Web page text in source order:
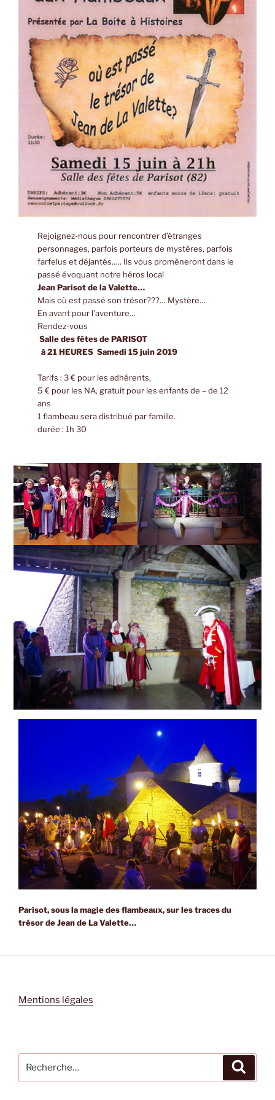
Rejoignez-nous pour rencontrer d’étranges
personnages, parfois porteurs de mystères, parfois
farfelus et déjantés….. Ils vous promèneront dans le
passé évoquant notre héros local
Jean Parisot de la Valette…
Mais où est passé son trésor???… Mystère…
En avant pour l’aventure…
Rendez-vous
Salle des fêtes de PARISOT
à 21 HEURES Samedi 15 juin 2019
Tarifs : 3 € pour les adhérents,
5 € pour les NA, gratuit pour les enfants de – de 12
ans
1 flambeau sera distribué par famille.
durée : 1h 30
Parisot, sous la magie des flambeaux, sur les traces du
trésor de Jean de La Valette…
Mentions légales
pour